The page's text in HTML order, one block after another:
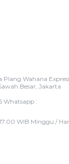
Plang Wahana
Besar, Jakarta
Whatsapp :
WIB Minggu /